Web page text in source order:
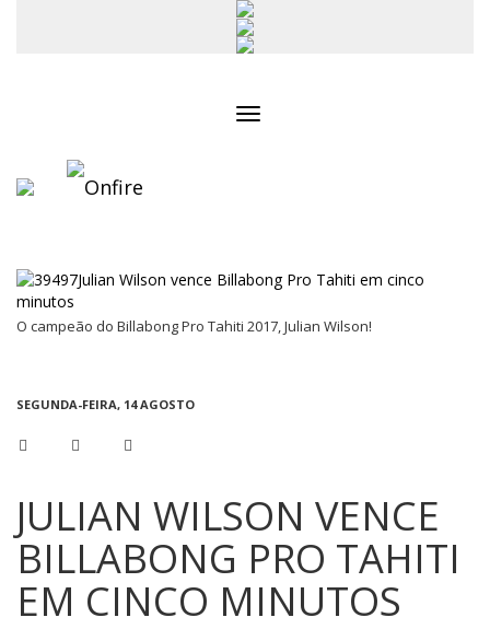
O campeão do Billabong Pro Tahiti 2017, Julian Wilson!
SEGUNDA-FEIRA, 14 AGOSTO
JULIAN WILSON VENCE
BILLABONG PRO TAHITI
EM CINCO MINUTOS